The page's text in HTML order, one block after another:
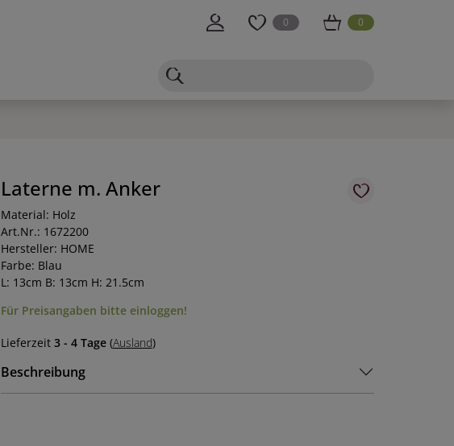
0 0
Laterne m. Anker
Material: Holz
Art.Nr.: 1672200
Hersteller: HOME
Farbe: Blau
L: 13cm B: 13cm H: 21.5cm
Für Preisangaben bitte einloggen!
Lieferzeit 3 - 4 Tage(Ausland)
Beschreibung